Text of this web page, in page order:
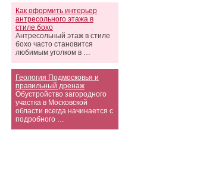
Как оформить интерьер
антресольного этажа в
стиле бохо
Антресольный этаж в стиле
бохо часто становится
любимым уголком в …
Геология Подмосковья и
правильный дренаж
Обустройство загородного
участка в Московской
области всегда начинается с
подробного …